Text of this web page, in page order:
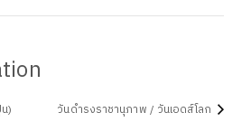
) วันดำรงราชานุภาพ / วันเอดส์โลก